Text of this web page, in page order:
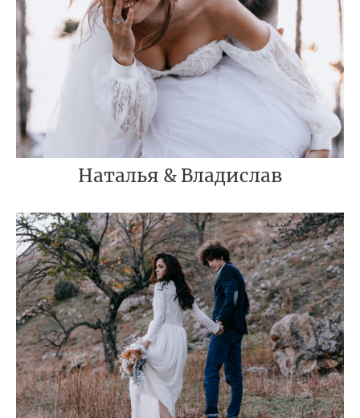
Наталья & Владислав